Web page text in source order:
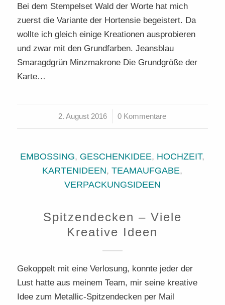
Bei dem Stempelset Wald der Worte hat mich
zuerst die Variante der Hortensie begeistert. Da
wollte ich gleich einige Kreationen ausprobieren
und zwar mit den Grundfarben. Jeansblau
Smaragdgrün Minzmakrone Die Grundgröße der
Karte…
2. August 2016
/ 0 Kommentare
EMBOSSING, GESCHENKIDEE, HOCHZEIT,
KARTENIDEEN,TEAMAUFGABE,
VERPACKUNGSIDEEN
Spitzendecken – Viele
Kreative Ideen
Gekoppelt mit eine Verlosung, konnte jeder der
Lust hatte aus meinem Team, mir seine kreative
Idee zum Metallic-Spitzendecken per Mail